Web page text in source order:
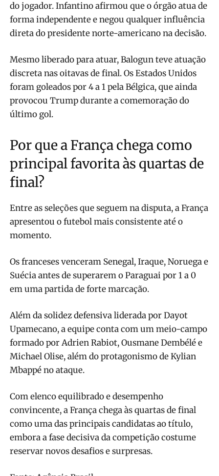
do jogador. Infantino afirmou que o órgão atua de
forma independente e negou qualquer influência
direta do presidente norte-americano na decisão.
Mesmo liberado para atuar, Balogun teve atuação
discreta nas oitavas de final. Os Estados Unidos
foram goleados por 4 a 1 pela Bélgica, que ainda
provocou Trump durante a comemoração do
último gol.
Por que a França chega como
principal favorita às quartas de
final?
Entre as seleções que seguem na disputa, a França
apresentou o futebol mais consistente até o
momento.
Os franceses venceram Senegal, Iraque, Noruega e
Suécia antes de superarem o Paraguai por 1 a 0
em uma partida de forte marcação.
Além da solidez defensiva liderada por Dayot
Upamecano, a equipe conta com um meio-campo
formado por Adrien Rabiot, Ousmane Dembélé e
Michael Olise, além do protagonismo de Kylian
Mbappé no ataque.
Com elenco equilibrado e desempenho
convincente, a França chega às quartas de final
como uma das principais candidatas ao título,
embora a fase decisiva da competição costume
reservar novos desafios e surpresas.